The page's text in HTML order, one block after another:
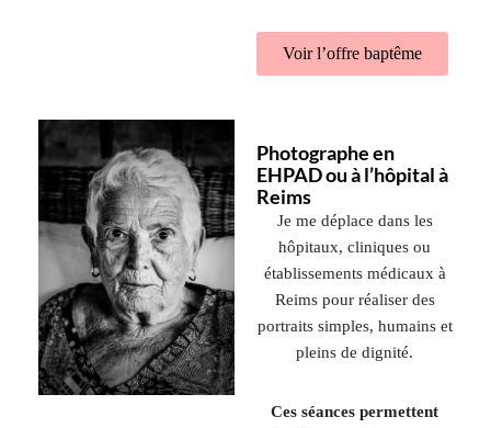
Voir l’offre baptême
Photographe en
EHPAD ou à l’hôpital à
Reims
Je me déplace dans les
hôpitaux, cliniques ou
établissements médicaux à
Reims pour réaliser des
portraits simples, humains et
pleins de dignité.
Ces séances permettent